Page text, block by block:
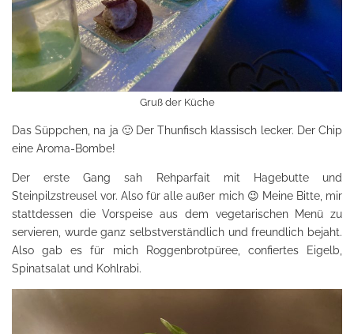
Gruß der Küche
Das Süppchen, na ja 🙂 Der Thunfisch klassisch lecker. Der Chip
eine Aroma-Bombe!
Der erste Gang sah Rehparfait mit Hagebutte und
Steinpilzstreusel vor. Also für alle außer mich 😉 Meine Bitte, mir
stattdessen die Vorspeise aus dem vegetarischen Menü zu
servieren, wurde ganz selbstverständlich und freundlich bejaht.
Also gab es für mich Roggenbrotpüree, confiertes Eigelb,
Spinatsalat und Kohlrabi.